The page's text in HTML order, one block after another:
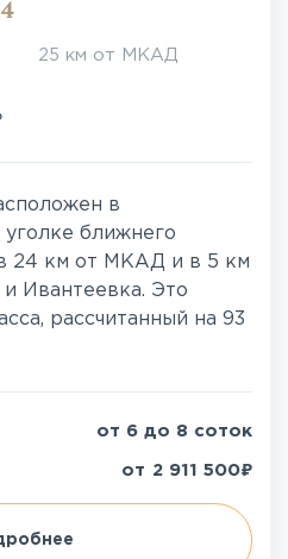
25 км от МКАД
в
уголке ближнего
в 24 км от МКАД и в 5 км
Ивантеевка. Это
рассчитанный на 93
от 6 до 8 соток
от 2 911 500₽